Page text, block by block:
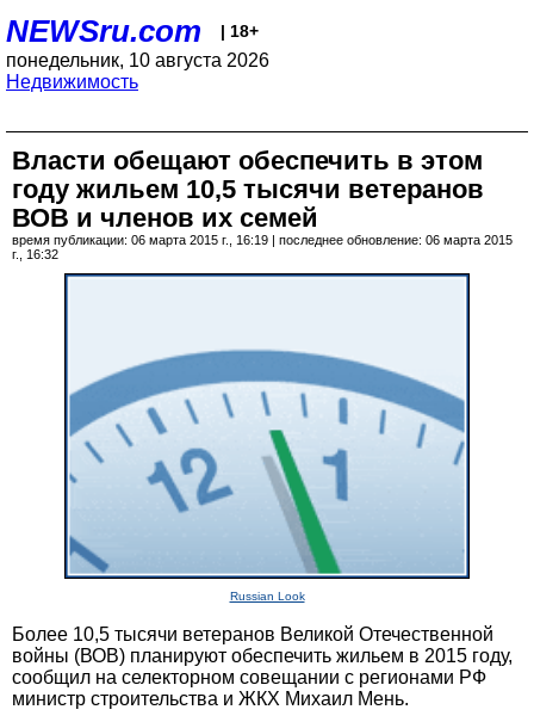
NEWSru.com | 18+
понедельник, 10 августа 2026
Недвижимость
Власти обещают обеспечить в этом
году жильем 10,5 тысячи ветеранов
ВОВ и членов их семей
время публикации: 06 марта 2015 г., 16:19 | последнее обновление: 06 марта 2015
г., 16:32
Russian Look
Более 10,5 тысячи ветеранов Великой Отечественной
войны (ВОВ) планируют обеспечить жильем в 2015 году,
сообщил на селекторном совещании с регионами РФ
министр строительства и ЖКХ Михаил Мень.